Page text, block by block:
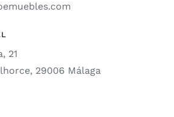
21
29006 Málaga